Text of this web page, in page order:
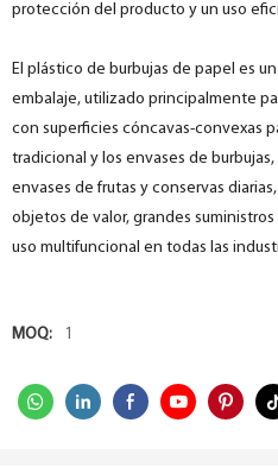
protección del producto y un uso
El plástico de burbujas de papel es
embalaje, utilizado principalmente
con superficies cóncavas-convexas
tradicional y los envases de
envases de frutas y conservas
objetos de valor, grandes
uso multifuncional en todas las
MOQ: 1